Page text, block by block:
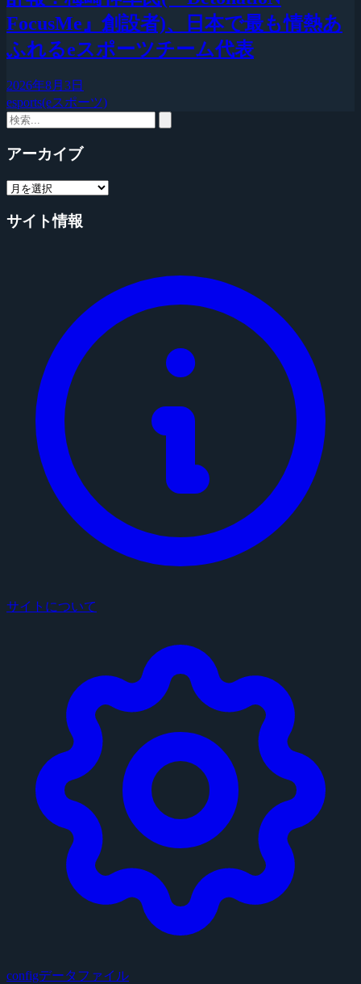
FocusMe』創設者)、日本で最も情熱あ
ふれるeスポーツチーム代表
2026年8月3日
esports(eスポーツ)
アーカイブ
サイト情報
サイトについて
configデータファイル